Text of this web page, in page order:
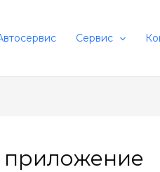
Сервис
приложение